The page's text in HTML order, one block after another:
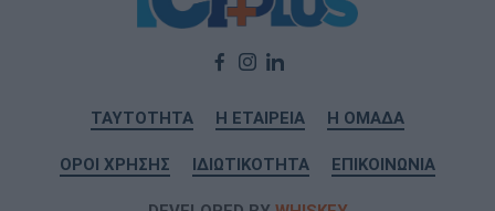
ΤΑΥΤΟΤΗΤΑ Η ΕΤΑΙΡΕΙΑ Η ΟΜΑΔΑ
ΟΡΟΙ ΧΡΗΣΗΣ ΙΔΙΩΤΙΚΟΤΗΤΑ ΕΠΙΚΟΙΝΩΝΙΑ